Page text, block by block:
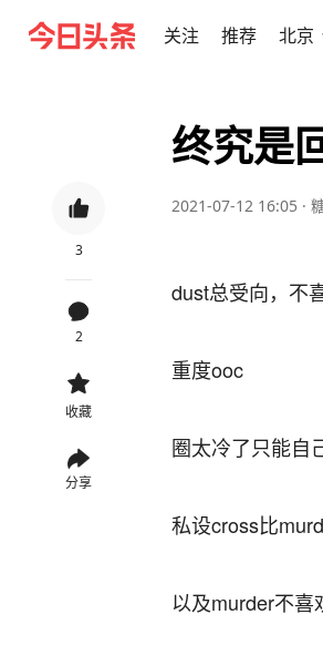
关注 推荐 北京
3
2
收藏
分享
终究是
2021-07-12 16:05 ·
dust总受向，不
重度ooc
圈太冷了只能自
私设cross比
以及murder不